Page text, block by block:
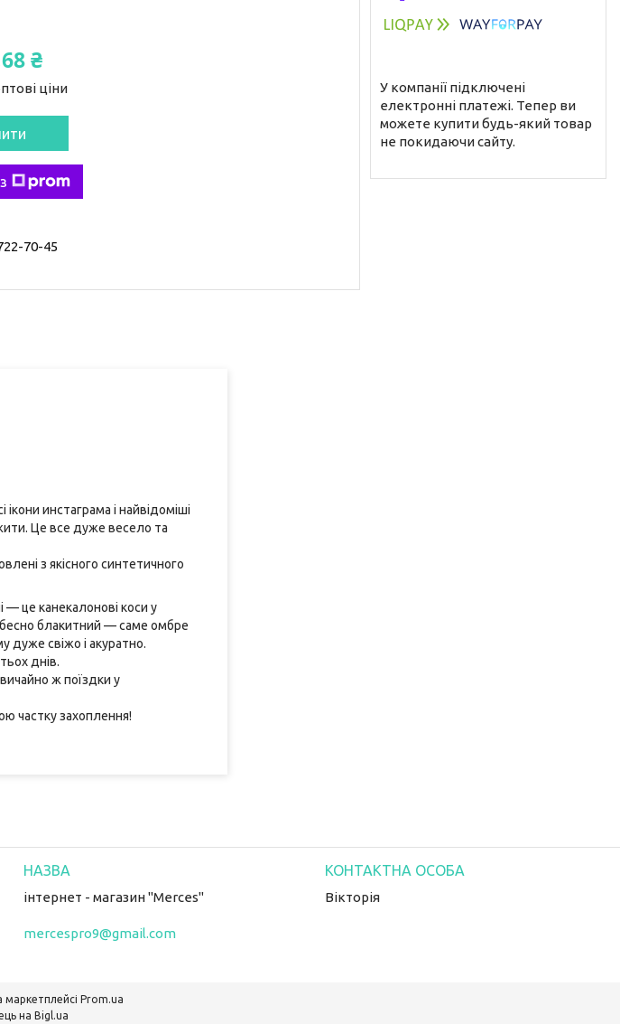
₴
ціни
70-45
У компанії підключені
електронні платежі. Тепер ви
можете купити будь-який товар
не покидаючи сайту.
инстаграма і найвідоміші
Це все дуже весело та
з якісного синтетичного
— це канекалонові коси у
блакитний — саме омбре
дуже свіжо і акуратно.
днів.
ж поїздки у
частку захоплення!
інтернет - магазин "Merces"
mercespro9@gmail.com
Вікторія
маркетплейсі Prom.ua
на Bigl.ua